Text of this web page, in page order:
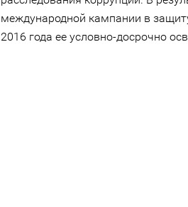
международной кампании в
2016 года ее условно-досрочно